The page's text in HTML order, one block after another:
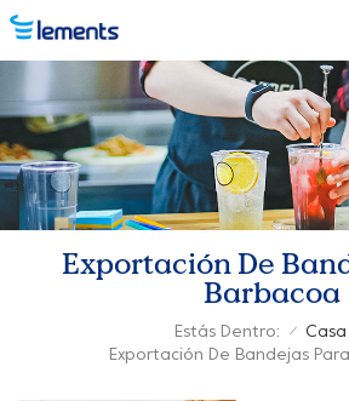
Exportación De
Barbacoa
Estás Dentro: / Casa
Exportación De Bandejas